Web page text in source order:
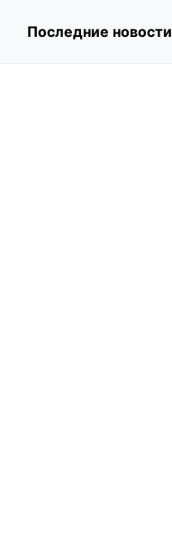
Последние новости